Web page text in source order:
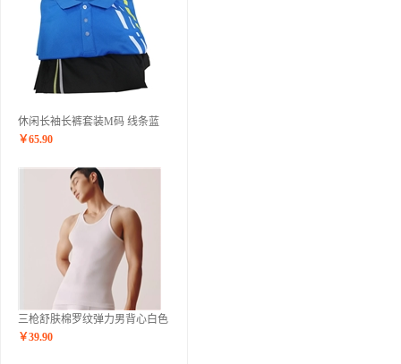
休闲长袖长裤套装M码 线条蓝
￥65.90
三枪舒肤棉罗纹弹力男背心白色
￥39.90